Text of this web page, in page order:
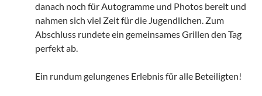
danach noch für Autogramme und Photos bereit und
nahmen sich viel Zeit für die Jugendlichen. Zum
Abschluss rundete ein gemeinsames Grillen den Tag
perfekt ab.
Ein rundum gelungenes Erlebnis für alle Beteiligten!